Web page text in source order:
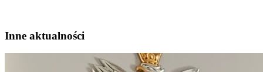
Inne aktualności